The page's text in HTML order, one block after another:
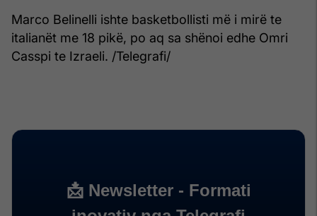
Marco Belinelli ishte basketbollisti më i mirë te
italianët me 18 pikë, po aq sa shënoi edhe Omri
Casspi te Izraeli. /Telegrafi/